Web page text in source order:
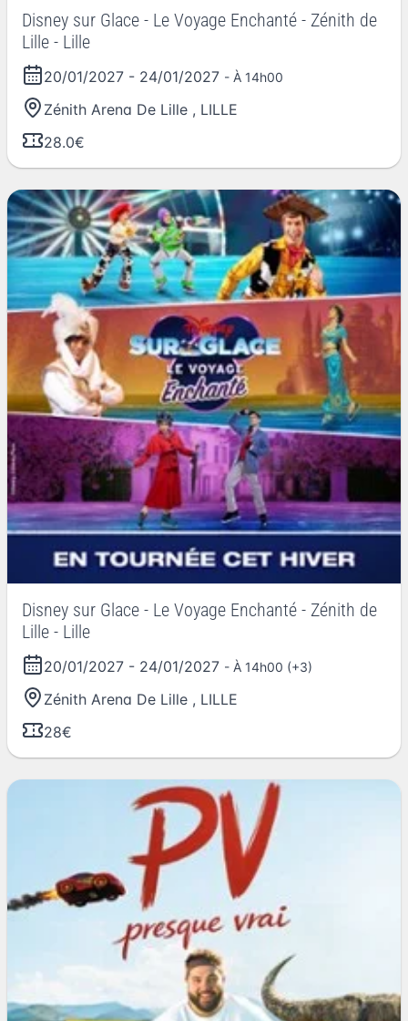
Disney sur Glace - Le Voyage Enchanté - Zénith de
Lille - Lille
20/01/2027 - 24/01/2027 - À 14h00
Zénith Arena De Lille , LILLE
28.0€
Disney sur Glace - Le Voyage Enchanté - Zénith de
Lille - Lille
20/01/2027 - 24/01/2027 - À 14h00 (+3)
Zénith Arena De Lille , LILLE
28€